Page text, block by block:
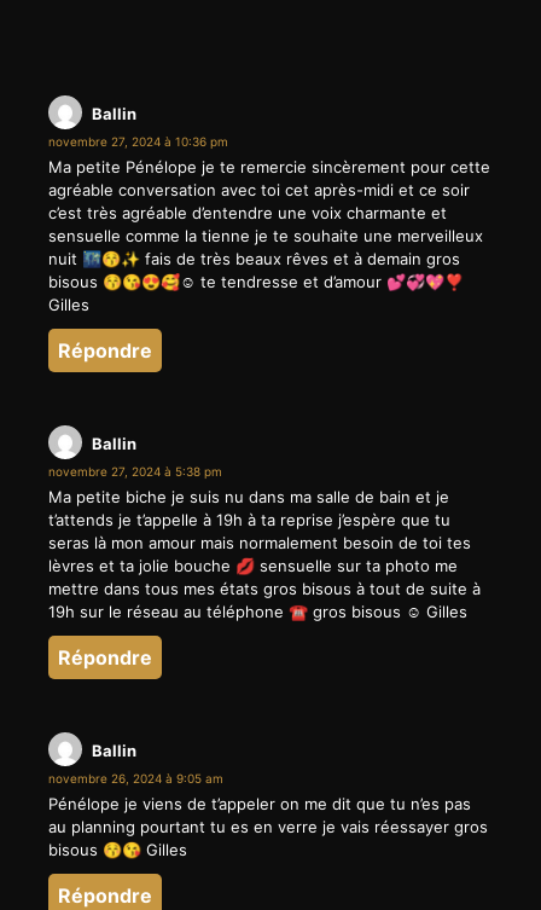
Ballin
novembre 27, 2024 à 10:36 pm
Ma petite Pénélope je te remercie sincèrement pour cette
agréable conversation avec toi cet après-midi et ce soir
c’est très agréable d’entendre une voix charmante et
sensuelle comme la tienne je te souhaite une merveilleux
nuit 🌃😚✨ fais de très beaux rêves et à demain gros
bisous 😚😘😍🥰☺️ te tendresse et d’amour 💕💞💖❣️
Gilles
Répondre
Ballin
novembre 27, 2024 à 5:38 pm
Ma petite biche je suis nu dans ma salle de bain et je
t’attends je t’appelle à 19h à ta reprise j’espère que tu
seras là mon amour mais normalement besoin de toi tes
lèvres et ta jolie bouche 💋 sensuelle sur ta photo me
mettre dans tous mes états gros bisous à tout de suite à
19h sur le réseau au téléphone ☎️ gros bisous ☺️ Gilles
Répondre
Ballin
novembre 26, 2024 à 9:05 am
Pénélope je viens de t’appeler on me dit que tu n’es pas
au planning pourtant tu es en verre je vais réessayer gros
bisous 😚😘 Gilles
Répondre